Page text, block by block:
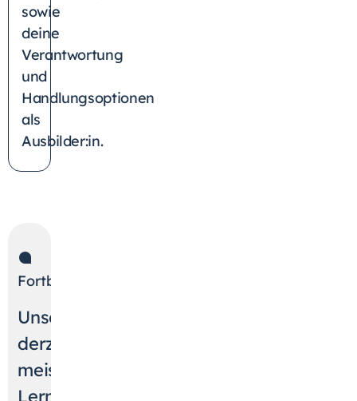
sowie
deine
Verantwortung
und
Handlungsoptionen
als
Ausbilder:in.
Fortbildung
Unsere
derzeit
meistbesuchten
Lernangebote